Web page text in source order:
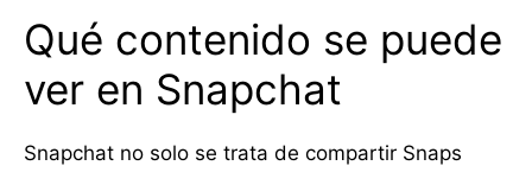
Qué contenido se puede
ver en Snapchat
Snapchat no solo se trata de compartir Snaps